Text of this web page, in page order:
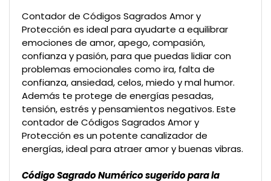
Contador de Códigos Sagrados Amor y
Protección es ideal para ayudarte a equilibrar
emociones de amor, apego, compasión,
confianza y pasión, para que puedas lidiar con
problemas emocionales como ira, falta de
confianza, ansiedad, celos, miedo y mal humor.
Además te protege de energías pesadas,
tensión, estrés y pensamientos negativos. Este
contador de Códigos Sagrados Amor y
Protección es un potente canalizador de
energías, ideal para atraer amor y buenas vibras.
Código Sagrado Numérico sugerido para la